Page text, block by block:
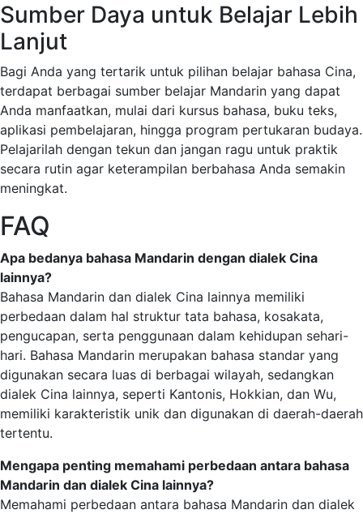
Sumber Daya untuk Belajar Lebih
Lanjut
Bagi Anda yang tertarik untuk pilihan belajar bahasa Cina,
terdapat berbagai sumber belajar Mandarin yang dapat
Anda manfaatkan, mulai dari kursus bahasa, buku teks,
aplikasi pembelajaran, hingga program pertukaran budaya.
Pelajarilah dengan tekun dan jangan ragu untuk praktik
secara rutin agar keterampilan berbahasa Anda semakin
meningkat.
FAQ
Apa bedanya bahasa Mandarin dengan dialek Cina
lainnya?
Bahasa Mandarin dan dialek Cina lainnya memiliki
perbedaan dalam hal struktur tata bahasa, kosakata,
pengucapan, serta penggunaan dalam kehidupan sehari-
hari. Bahasa Mandarin merupakan bahasa standar yang
digunakan secara luas di berbagai wilayah, sedangkan
dialek Cina lainnya, seperti Kantonis, Hokkian, dan Wu,
memiliki karakteristik unik dan digunakan di daerah-daerah
tertentu.
Mengapa penting memahami perbedaan antara bahasa
Mandarin dan dialek Cina lainnya?
Memahami perbedaan antara bahasa Mandarin dan dialek